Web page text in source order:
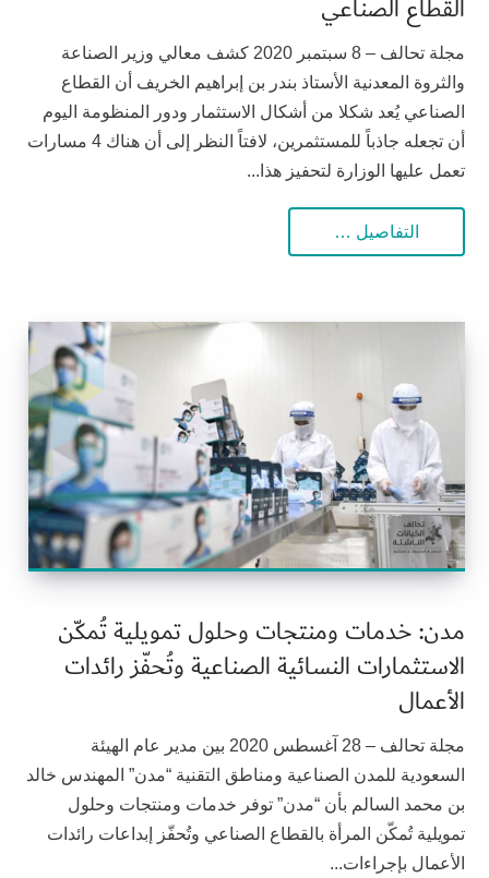
القطاع الصناعي
مجلة تحالف – 8 سبتمبر 2020 كشف معالي وزير الصناعة
والثروة المعدنية الأستاذ بندر بن إبراهيم الخريف أن القطاع
الصناعي يُعد شكلا من أشكال الاستثمار ودور المنظومة اليوم
أن تجعله جاذباً للمستثمرين، لافتاً النظر إلى أن هناك 4 مسارات
تعمل عليها الوزارة لتحفيز هذا...
التفاصيل …
مدن: خدمات ومنتجات وحلول تمويلية تُمكّن
الاستثمارات النسائية الصناعية وتُحفّز رائدات
الأعمال
مجلة تحالف – 28 آغسطس 2020 بين مدير عام الهيئة
السعودية للمدن الصناعية ومناطق التقنية “مدن” المهندس خالد
بن محمد السالم بأن “مدن” توفر خدمات ومنتجات وحلول
تمويلية تُمكّن المرأة بالقطاع الصناعي وتُحفّز إبداعات رائدات
الأعمال بإجراءات...